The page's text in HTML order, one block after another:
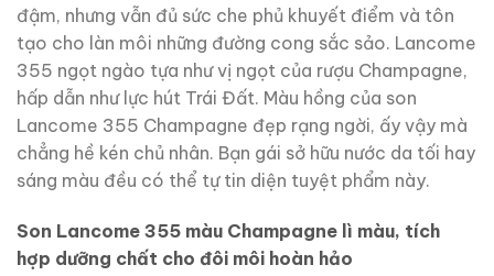
đậm, nhưng vẫn đủ sức che phủ khuyết điểm và tôn
tạo cho làn môi những đường cong sắc sảo. Lancome
355 ngọt ngào tựa như vị ngọt của rượu Champagne,
hấp dẫn như lực hút Trái Đất. Màu hồng của son
Lancome 355 Champagne đẹp rạng ngời, ấy vậy mà
chẳng hề kén chủ nhân. Bạn gái sở hữu nước da tối hay
sáng màu đều có thể tự tin diện tuyệt phẩm này.
Son Lancome 355 màu Champagne lì màu, tích
hợp dưỡng chất cho đôi môi hoàn hảo